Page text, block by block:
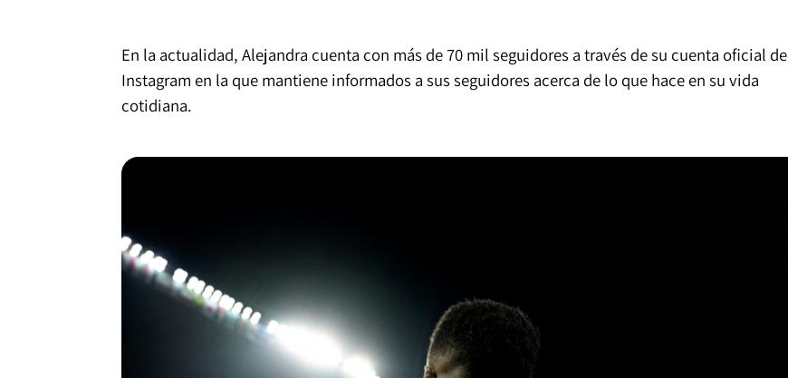
En la actualidad, Alejandra cuenta con más de 70 mil seguidores a través de su cuenta oficial de
Instagram en la que mantiene informados a sus seguidores acerca de lo que hace en su vida
cotidiana.